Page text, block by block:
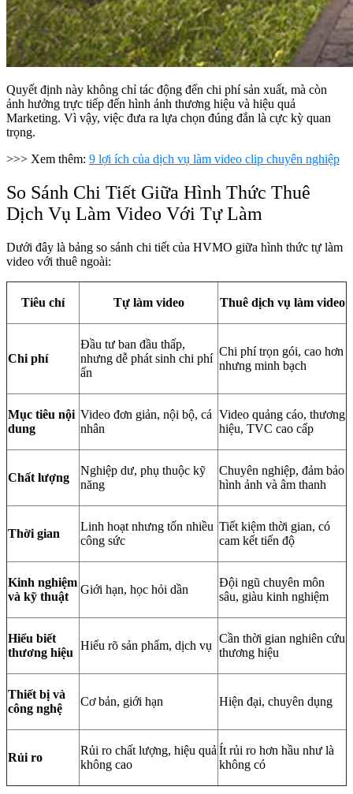
Quyết định này không chỉ tác động đến chi phí sản xuất, mà còn
ảnh hưởng trực tiếp đến hình ảnh thương hiệu và hiệu quả
Marketing. Vì vậy, việc đưa ra lựa chọn đúng đắn là cực kỳ quan
trọng.
>>> Xem thêm: 9 lợi ích của dịch vụ làm video clip chuyên nghiệp
So Sánh Chi Tiết Giữa Hình Thức Thuê
Dịch Vụ Làm Video Với Tự Làm
Dưới đây là bảng so sánh chi tiết của HVMO giữa hình thức tự làm
video với thuê ngoài:
Tiêu chí Tự làm video Thuê dịch vụ làm video
Chi phí
Đầu tư ban đầu thấp,
nhưng dễ phát sinh chi phí
ẩn
Chi phí trọn gói, cao hơn
nhưng minh bạch
Mục tiêu nội
dung
Video đơn giản, nội bộ, cá
nhân
Video quảng cáo, thương
hiệu, TVC cao cấp
Chất lượng
Nghiệp dư, phụ thuộc kỹ
năng
Chuyên nghiệp, đảm bảo
hình ảnh và âm thanh
Thời gian
Linh hoạt nhưng tốn nhiều
công sức
Tiết kiệm thời gian, có
cam kết tiến độ
Kinh nghiệm
và kỹ thuật
Giới hạn, học hỏi dần
Đội ngũ chuyên môn
sâu, giàu kinh nghiệm
Hiểu biết
thương hiệu
Hiểu rõ sản phẩm, dịch vụ
Cần thời gian nghiên cứu
thương hiệu
Thiết bị và
công nghệ
Cơ bản, giới hạn Hiện đại, chuyên dụng
Rủi ro
Rủi ro chất lượng, hiệu quả
không cao
Ít rủi ro hơn hầu như là
không có